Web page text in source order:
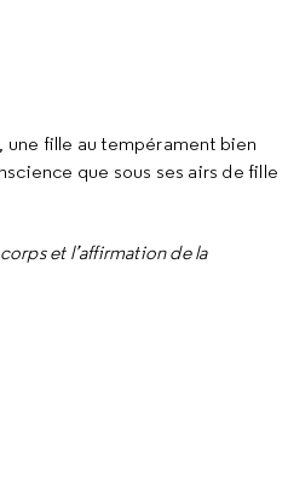
une fille au tempérament bien
que sous ses airs de fille
et l’affirmation de la